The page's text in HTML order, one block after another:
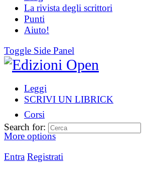
La rivista degli scrittori
Punti
Aiuto!
Toggle Side Panel
Leggi
SCRIVI UN LIBRICK
Corsi
More options
Entra Registrati
Search for: